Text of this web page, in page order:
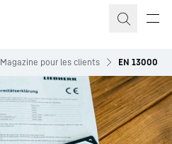
Magazine pour les clients EN 13000